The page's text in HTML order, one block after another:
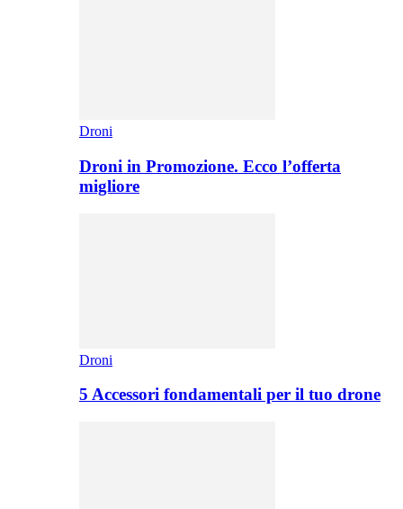
Droni
Droni in Promozione. Ecco l’offerta
migliore
Droni
5 Accessori fondamentali per il tuo drone